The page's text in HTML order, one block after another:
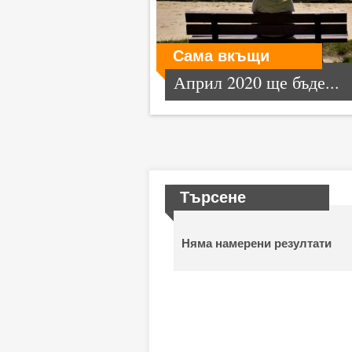
Сама вкъщи
Април 2020 ще бъде...
Търсене
Няма намерени резултати